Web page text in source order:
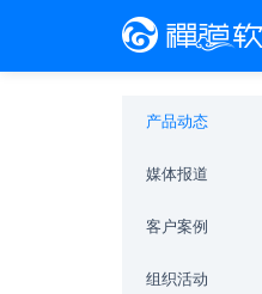
产品动态
媒体报道
客户案例
组织活动